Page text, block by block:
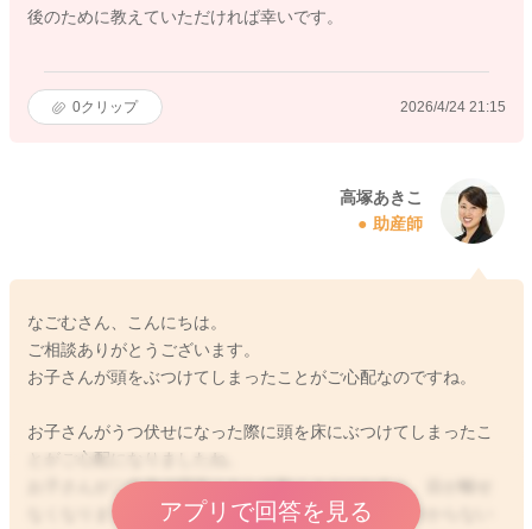
後のために教えていただければ幸いです。
0クリップ 2026/4/24 21:15
高塚あきこ
助産師
なごむさん、こんにちは。
ご相談ありがとうございます。
お子さんが頭をぶつけてしまったことがご心配なのですね。
お子さんがうつ伏せになった際に頭を床にぶつけてしまったこ
とがご心配になりましたね。
お子さんがご自身で寝返りをして動くようになると、目が離せ
なくなりますよね。まだ危ないものや危ない場所が分からない
アプリで回答を見る